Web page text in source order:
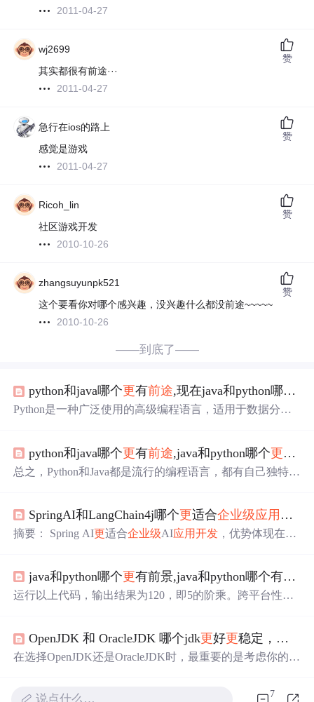
2011-04-27
wj2699
其实都很有前途···
2011-04-27
赞
急行在ios的路上
感觉是游戏
2011-04-27
赞
Ricoh_lin
社区游戏开发
2010-10-26
赞
zhangsuyunpk521
这个要看你对哪个感兴趣，没兴趣什么都没前途~~~~~
2010-10-26
赞
——到底了——
python和java哪个更有前途,现在java和python哪个好
Python是一种广泛使用的高级编程语言，适用于数据分
入式领域等。C++是一种系统编程语言，适用于嵌入式开
发 、 游戏开发、音视频、服务端开发、人工智能等领域，
决于你的兴趣和职业目标。
python和java哪个更有前途,java和python哪个更简单
总之，Python和Java都是流行的编程语言，都有自己独特的
位。最后，在Python和Java之间的选择将取决于你的项目或
应用程序的具体需要和要求。
SpringAI和LangChain4j哪个更适合企业级应用 开发
摘要： Spring AI更适合企业级AI应用开发 ，优势体现在成
能。建议混合架构：Spring AI作核心底座，LangChain4j处
理特定复杂任务。关键决策因素包括企业认证需求与场景
Spring AI实现基础功能，必要时补充LangChain4j工具链。
java和python哪个更有前景,java和python哪个有前途
运行以上代码，输出结果为120，即5的阶乘。跨平台性：J
achine）在不同的平台上解释执行。跨平台性：Java代码可
以在不同的计算机和操作系统上运行，这是因为Java使用
对象的编程语言，具有简单易学、可移植性好、安全性高
OpenJDK 和 OracleJDK 哪个jdk更好更稳定，正式项目用哪个呢？
在选择OpenJDK还是OracleJDK时，最重要的是考虑你的具
说点什么… 7